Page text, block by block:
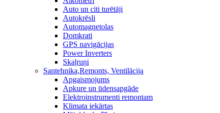
Auto un citi turētāji
Autokrēsli
Automagnetolas
Domkrati
GPS navigācijas
Power Inverters
Skaļruņi
Santehnika,Remonts, Ventilācija
Apgaismojums
Apkure un ūdensapgāde
Elektroinstrumenti remontam
Klimata iekārtas